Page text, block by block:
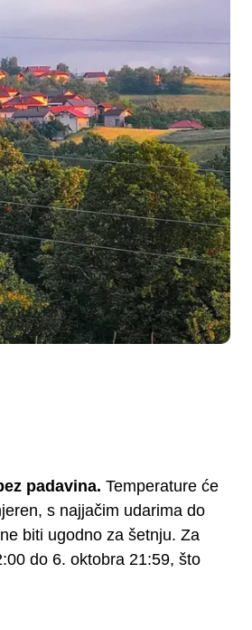
padavina. Temperature će
s najjačim udarima do
biti ugodno za šetnju. Za
do 6. oktobra 21:59, što